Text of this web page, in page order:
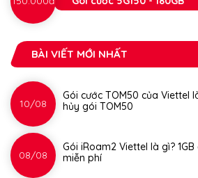
BÀI VIẾT MỚI NHẤT
10/08
Gói cước TOM50 của Viettel
hủy gói TOM50
08/08
Gói iRoam2 Viettel là gì?
miễn phí